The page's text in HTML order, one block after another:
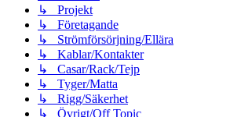
↳ Projekt
↳ Företagande
↳ Strömförsörjning/Ellära
↳ Kablar/Kontakter
↳ Casar/Rack/Tejp
↳ Tyger/Matta
↳ Rigg/Säkerhet
↳ Övrigt/Off Topic